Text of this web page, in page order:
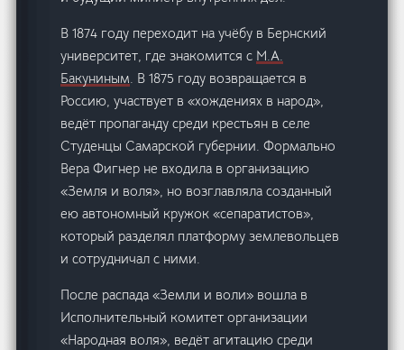
В 1874 году переходит на учёбу в Бернский
университет, где знакомится с М.А.
Бакуниным. В 1875 году возвращается в
Россию, участвует в «хождениях в народ»,
ведёт пропаганду среди крестьян в селе
Студенцы Самарской губернии. Формально
Вера Фигнер не входила в организацию
«Земля и воля», но возглавляла созданный
ею автономный кружок «сепаратистов»,
который разделял платформу землевольцев
и сотрудничал с ними.
После распада «Земли и воли» вошла в
Исполнительный комитет организации
«Народная воля», ведёт агитацию среди